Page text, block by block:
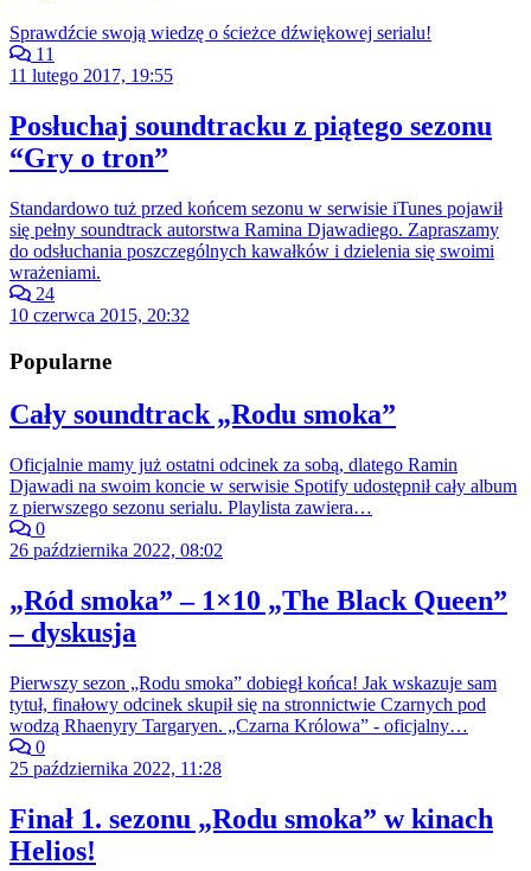
Sprawdźcie swoją wiedzę o ścieżce dźwiękowej serialu!
11
11 lutego 2017, 19:55
Posłuchaj soundtracku z piątego sezonu
“Gry o tron”
Standardowo tuż przed końcem sezonu w serwisie iTunes pojawił
się pełny soundtrack autorstwa Ramina Djawadiego. Zapraszamy
do odsłuchania poszczególnych kawałków i dzielenia się swoimi
wrażeniami.
24
10 czerwca 2015, 20:32
Popularne
Cały soundtrack „Rodu smoka”
Oficjalnie mamy już ostatni odcinek za sobą, dlatego Ramin
Djawadi na swoim koncie w serwisie Spotify udostępnił cały album
z pierwszego sezonu serialu. Playlista zawiera…
0
26 października 2022, 08:02
„Ród smoka” – 1×10 „The Black Queen”
– dyskusja
Pierwszy sezon „Rodu smoka” dobiegł końca! Jak wskazuje sam
tytuł, finałowy odcinek skupił się na stronnictwie Czarnych pod
wodzą Rhaenyry Targaryen. „Czarna Królowa” - oficjalny…
0
25 października 2022, 11:28
Finał 1. sezonu „Rodu smoka” w kinach
Helios!